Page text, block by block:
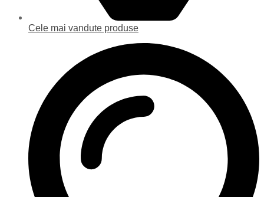
Cele mai vandute produse